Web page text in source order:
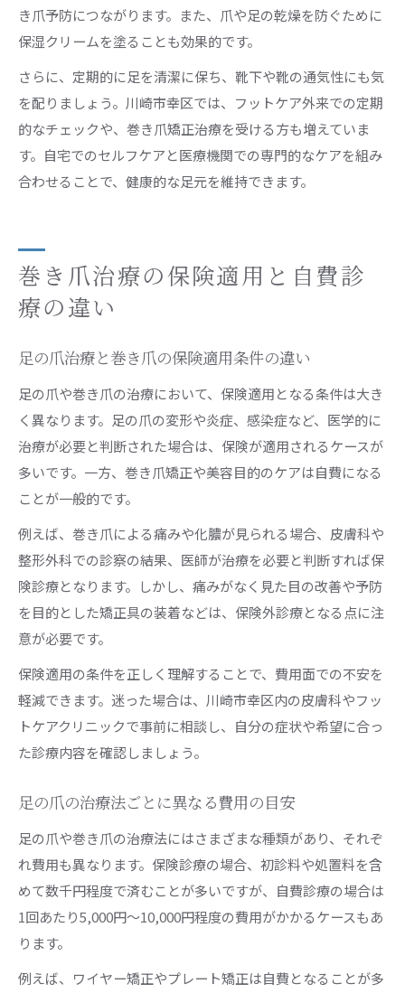
き爪予防につながります。また、爪や足の乾燥を防ぐために
保湿クリームを塗ることも効果的です。
さらに、定期的に足を清潔に保ち、靴下や靴の通気性にも気
を配りましょう。川崎市幸区では、フットケア外来での定期
的なチェックや、巻き爪矯正治療を受ける方も増えていま
す。自宅でのセルフケアと医療機関での専門的なケアを組み
合わせることで、健康的な足元を維持できます。
巻き爪治療の保険適用と自費診
療の違い
足の爪治療と巻き爪の保険適用条件の違い
足の爪や巻き爪の治療において、保険適用となる条件は大き
く異なります。足の爪の変形や炎症、感染症など、医学的に
治療が必要と判断された場合は、保険が適用されるケースが
多いです。一方、巻き爪矯正や美容目的のケアは自費になる
ことが一般的です。
例えば、巻き爪による痛みや化膿が見られる場合、皮膚科や
整形外科での診察の結果、医師が治療を必要と判断すれば保
険診療となります。しかし、痛みがなく見た目の改善や予防
を目的とした矯正具の装着などは、保険外診療となる点に注
意が必要です。
保険適用の条件を正しく理解することで、費用面での不安を
軽減できます。迷った場合は、川崎市幸区内の皮膚科やフッ
トケアクリニックで事前に相談し、自分の症状や希望に合っ
た診療内容を確認しましょう。
足の爪の治療法ごとに異なる費用の目安
足の爪や巻き爪の治療法にはさまざまな種類があり、それぞ
れ費用も異なります。保険診療の場合、初診料や処置料を含
めて数千円程度で済むことが多いですが、自費診療の場合は
1回あたり5,000円～10,000円程度の費用がかかるケースもあ
ります。
例えば、ワイヤー矯正やプレート矯正は自費となることが多